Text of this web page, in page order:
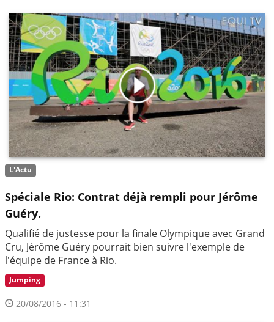
L'Actu
Spéciale Rio: Contrat déjà rempli pour Jérôme
Guéry.
Qualifié de justesse pour la finale Olympique avec Grand
Cru, Jérôme Guéry pourrait bien suivre l'exemple de
l'équipe de France à Rio.
Jumping
20/08/2016 - 11:31